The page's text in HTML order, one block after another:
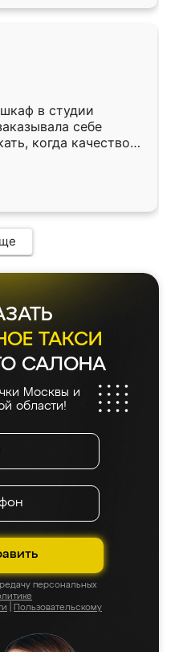
в студии
себе
когда качеством
кухня уже почти
ТАКСИ
САЛОНА
Москвы и
области!
персональных
Пользовательскому